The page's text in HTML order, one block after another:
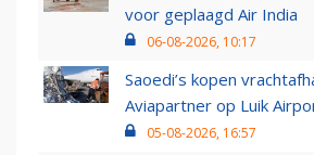
voor geplaagd Air India
06-08-2026, 10:17
Saoedi’s kopen
Aviapartner op Luik
05-08-2026, 16:57